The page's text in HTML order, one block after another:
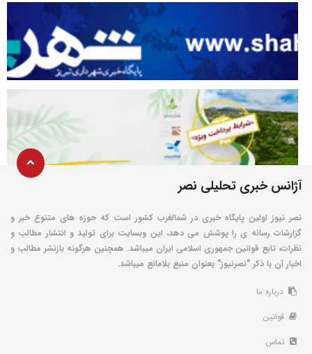
آژانس خبری تحلیلی نصر
نصر نیوز اولین پایگاه خبری در شمالغرب کشور است که حوزه های متنوع خبر و
گزارشات رسانه ی را پوشش می دهد، این وبسایت برای تولید و انتشار مطالب و
نظرات، تابع قوانین جمهوری اسلامی ایران میباشد. همچنین هرگونه بازنشر مطالب و
اخبار آن با ذکر "نصرنیوز" بعنوان منبع بلامانع میباشد.
درباره ما
قوانین
تماس